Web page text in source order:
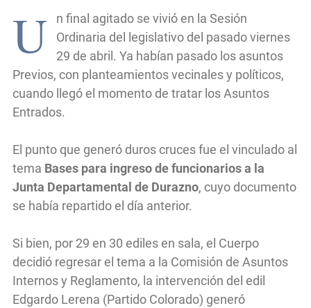
U
n final agitado se vivió en la Sesión
Ordinaria del legislativo del pasado viernes
29 de abril. Ya habían pasado los asuntos
Previos, con planteamientos vecinales y políticos,
cuando llegó el momento de tratar los Asuntos
Entrados.
El punto que generó duros cruces fue el vinculado al
tema Bases para ingreso de funcionarios a la
Junta Departamental de Durazno, cuyo documento
se había repartido el día anterior.
Si bien, por 29 en 30 ediles en sala, el Cuerpo
decidió regresar el tema a la Comisión de Asuntos
Internos y Reglamento, la intervención del edil
Edgardo Lerena (Partido Colorado) generó